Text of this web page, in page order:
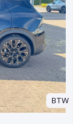
BTW